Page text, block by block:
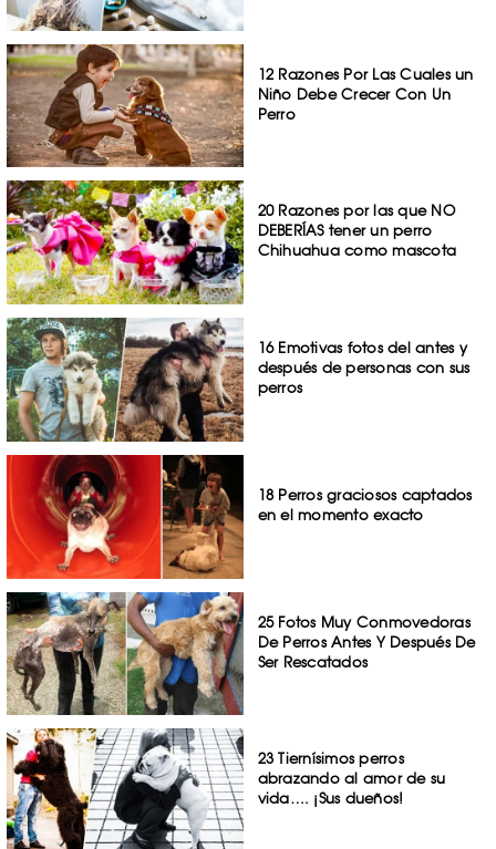
12 Razones Por Las Cuales un
Niño Debe Crecer Con Un
Perro
20 Razones por las que NO
DEBERÍAS tener un perro
Chihuahua como mascota
16 Emotivas fotos del antes y
después de personas con sus
perros
18 Perros graciosos captados
en el momento exacto
25 Fotos Muy Conmovedoras
De Perros Antes Y Después De
Ser Rescatados
23 Tiernísimos perros
abrazando al amor de su
vida…. ¡Sus dueños!